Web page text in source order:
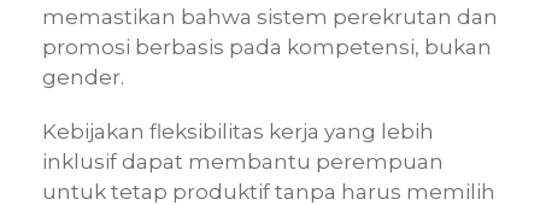
memastikan bahwa sistem perekrutan dan
promosi berbasis pada kompetensi, bukan
gender.
Kebijakan fleksibilitas kerja yang lebih
inklusif dapat membantu perempuan
untuk tetap produktif tanpa harus memilih